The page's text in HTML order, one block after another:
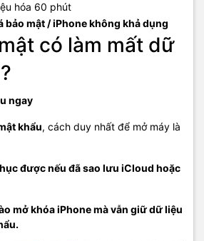
hóa 60 phút
bảo mật / iPhone không khả dụng
có làm mất dữ
ngay
khẩu, cách duy nhất để mở máy là
được nếu đã sao lưu iCloud hoặc
mở khóa iPhone mà vẫn giữ dữ liệu